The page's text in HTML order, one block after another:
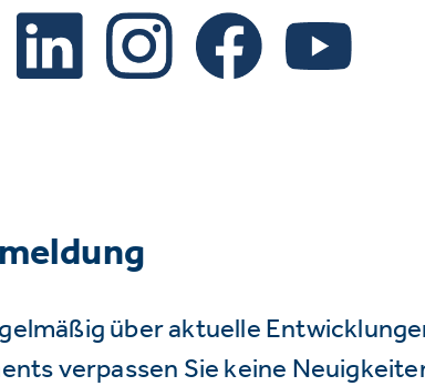
über aktuelle
verpassen Sie keine